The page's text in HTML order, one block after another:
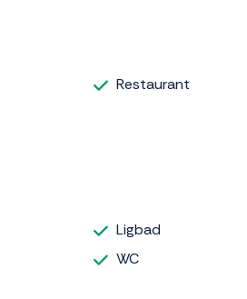
Restaurant
Ligbad
WC